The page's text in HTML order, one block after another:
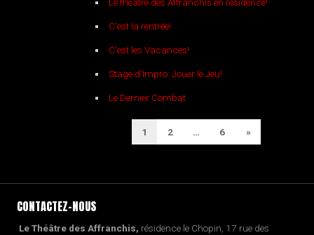
C’est la rentrée!
C’est les Vacances!
Stage d’Impro: Jouer le Jeu!
Le Dernier Combat
PAGINATION
DES
1 2 … 6 Next
»
CONTACTEZ-NOUS
Le Théâtre des Affranchis, résidence le Chopin, 17 rue des